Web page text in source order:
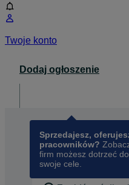
Twoje konto
Dodaj ogłoszenie
Sprzedajesz,
pracowników?
firm możesz dotrzeć
swoje cele.